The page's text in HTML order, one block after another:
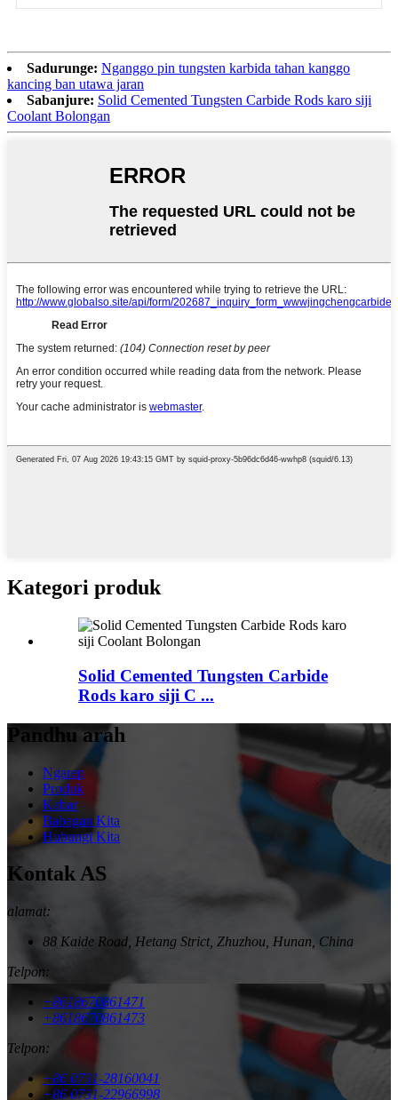
Sadurunge: Nganggo pin tungsten karbida tahan kanggo
kancing ban utawa jaran
Sabanjure: Solid Cemented Tungsten Carbide Rods karo siji
Coolant Bolongan
Kategori produk
Solid Cemented Tungsten Carbide
Rods karo siji C ...
Pandhu arah
Ngarep
Produk
Kabar
Babagan Kita
Hubungi Kita
Kontak AS
alamat:
88 Kaide Road, Hetang Strict, Zhuzhou, Hunan, China
Telpon:
+8618670861471
+8618670861473
Telpon:
+86 0731-28160041
+86 0731-22966998